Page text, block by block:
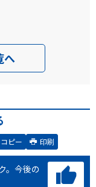
へ
コピー 印刷
今後の